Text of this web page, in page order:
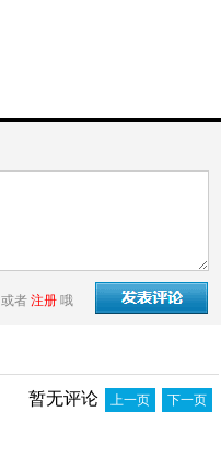
或者 注册 哦
暂无评论 上一页 下一页